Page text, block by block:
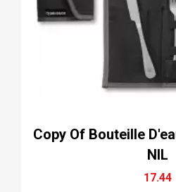
Copy Of Bouteille
NIL
17.44